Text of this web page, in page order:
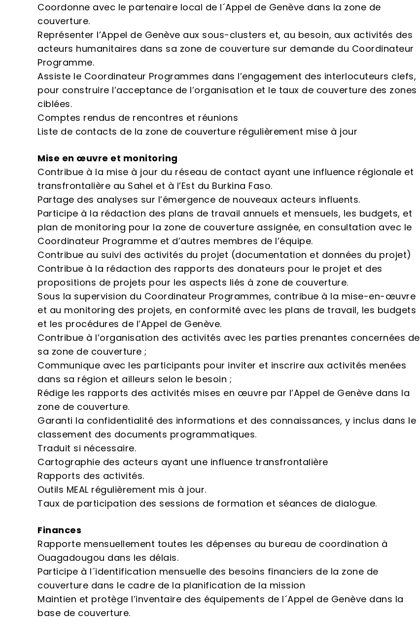
Coordonne avec le partenaire local de l´Appel de Genève dans la zone de
couverture.
Représenter l’Appel de Genève aux sous-clusters et, au besoin, aux activités des
acteurs humanitaires dans sa zone de couverture sur demande du Coordinateur
Programme.
Assiste le Coordinateur Programmes dans l’engagement des interlocuteurs clefs,
pour construire l’acceptance de l’organisation et le taux de couverture des zones
ciblées.
Comptes rendus de rencontres et réunions
Liste de contacts de la zone de couverture régulièrement mise à jour
Mise en œuvre et monitoring
Contribue à la mise à jour du réseau de contact ayant une influence régionale et
transfrontalière au Sahel et à l’Est du Burkina Faso.
Partage des analyses sur l’émergence de nouveaux acteurs influents.
Participe à la rédaction des plans de travail annuels et mensuels, les budgets, et
plan de monitoring pour la zone de couverture assignée, en consultation avec le
Coordinateur Programme et d’autres membres de l’équipe.
Contribue au suivi des activités du projet (documentation et données du projet)
Contribue à la rédaction des rapports des donateurs pour le projet et des
propositions de projets pour les aspects liés à zone de couverture.
Sous la supervision du Coordinateur Programmes, contribue à la mise-en-œuvre
et au monitoring des projets, en conformité avec les plans de travail, les budgets
et les procédures de l’Appel de Genève.
Contribue à l’organisation des activités avec les parties prenantes concernées de
sa zone de couverture ;
Communique avec les participants pour inviter et inscrire aux activités menées
dans sa région et ailleurs selon le besoin ;
Rédige les rapports des activités mises en œuvre par l’Appel de Genève dans la
zone de couverture.
Garanti la confidentialité des informations et des connaissances, y inclus dans le
classement des documents programmatiques.
Traduit si nécessaire.
Cartographie des acteurs ayant une influence transfrontalière
Rapports des activités.
Outils MEAL régulièrement mis à jour.
Taux de participation des sessions de formation et séances de dialogue.
Finances
Rapporte mensuellement toutes les dépenses au bureau de coordination à
Ouagadougou dans les délais.
Participe à l´identification mensuelle des besoins financiers de la zone de
couverture dans le cadre de la planification de la mission
Maintien et protège l’inventaire des équipements de l´Appel de Genève dans la
base de couverture.